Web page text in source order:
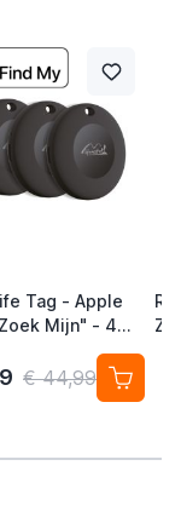
Tag - Apple
Mijn" - 4
Alternatief
€ 44,99